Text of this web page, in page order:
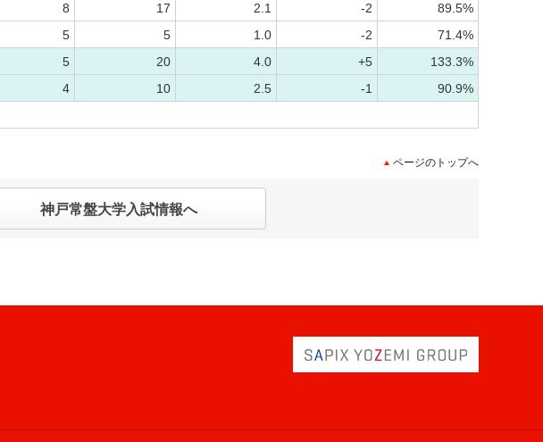
8 17 2.1 -2
89.5%
5 5 1.0 -2
71.4%
5 20 4.0 +5
133.3%
4 10 2.5 -1
90.9%
ページのトップへ
神戸常盤大学入試情報へ